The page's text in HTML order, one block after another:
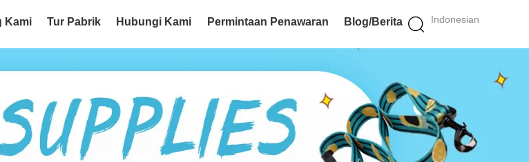
Indonesian
Kami Tur Pabrik Hubungi Kami Permintaan Penawaran Blog/Berita